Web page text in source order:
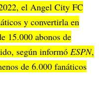
el Angel City FC
y convertirla en
15.000 abonos de
según informó ESPN,
de 6.000 fanáticos